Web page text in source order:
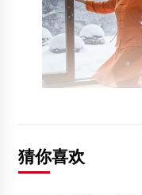
猜你喜欢